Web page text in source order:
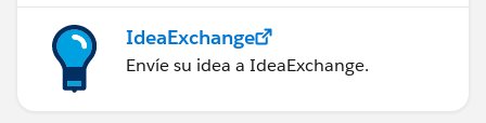
IdeaExchange
Envíe su idea a IdeaExchange.